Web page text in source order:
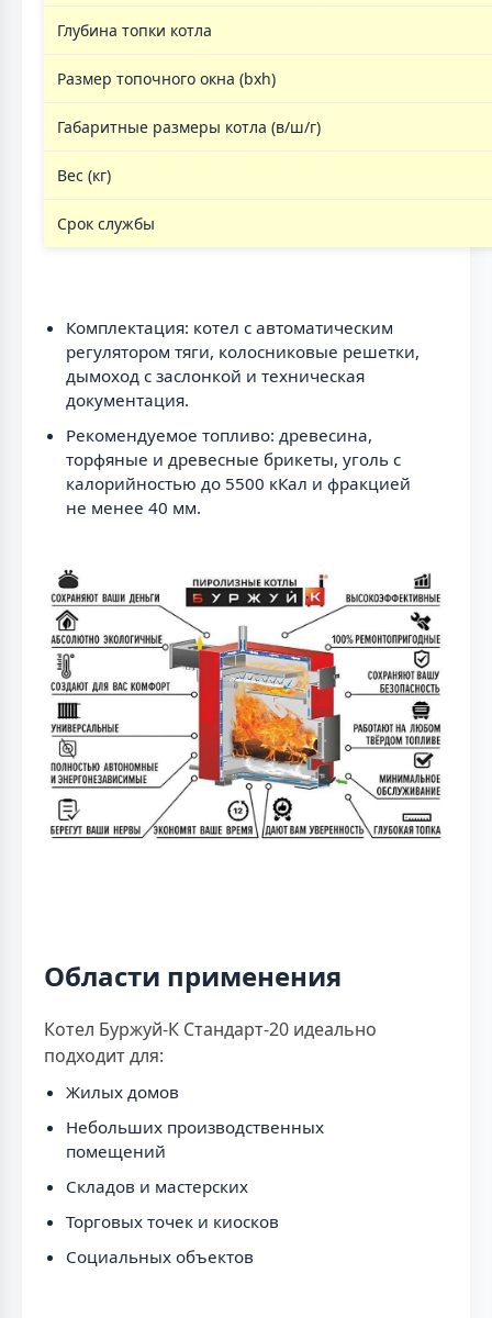
Глубина топки котла
Размер топочного окна (bxh)
Габаритные размеры котла (в/ш/г)
Вес (кг)
Срок службы
Комплектация: котел с автоматическим
регулятором тяги, колосниковые решетки,
дымоход с заслонкой и техническая
документация.
Рекомендуемое топливо: древесина,
торфяные и древесные брикеты, уголь с
калорийностью до 5500 кКал и фракцией
не менее 40 мм.
Области применения
Котел Буржуй-К Стандарт-20 идеально
подходит для:
Жилых домов
Небольших производственных
помещений
Складов и мастерских
Торговых точек и киосков
Социальных объектов